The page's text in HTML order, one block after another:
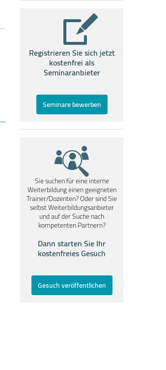
Registrieren Sie sich jetzt
kostenfrei als
Seminaranbieter
Seminare bewerben
Sie suchen für eine interne
Weiterbildung einen geeigneten
Trainer/Dozenten? Oder sind Sie
selbst Weiterbildungsanbieter
und auf der Suche nach
kompetenten Partnern?
Dann starten Sie Ihr
kostenfreies Gesuch
Gesuch veröffentlichen